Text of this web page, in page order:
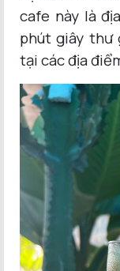
cafe này là
phút giây thư
tại các địa